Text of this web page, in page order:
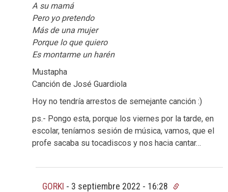
A su mamá
Pero yo pretendo
Más de una mujer
Porque lo que quiero
Es montarme un harén
Mustapha
Canción de José Guardiola
Hoy no tendría arrestos de semejante canción :)
ps.- Pongo esta, porque los viernes por la tarde, en
escolar, teníamos sesión de música, vamos, que el
profe sacaba su tocadiscos y nos hacia cantar…
GORKI - 3 septiembre 2022 - 16:28